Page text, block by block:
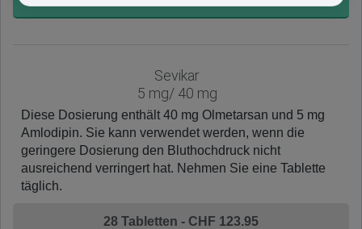
Sevikar
5 mg/ 40 mg
Diese Dosierung enthält 40 mg Olmetarsan und 5 mg
Amlodipin. Sie kann verwendet werden, wenn die
geringere Dosierung den Bluthochdruck nicht
ausreichend verringert hat. Nehmen Sie eine Tablette
täglich.
28 Tabletten - CHF 123.95